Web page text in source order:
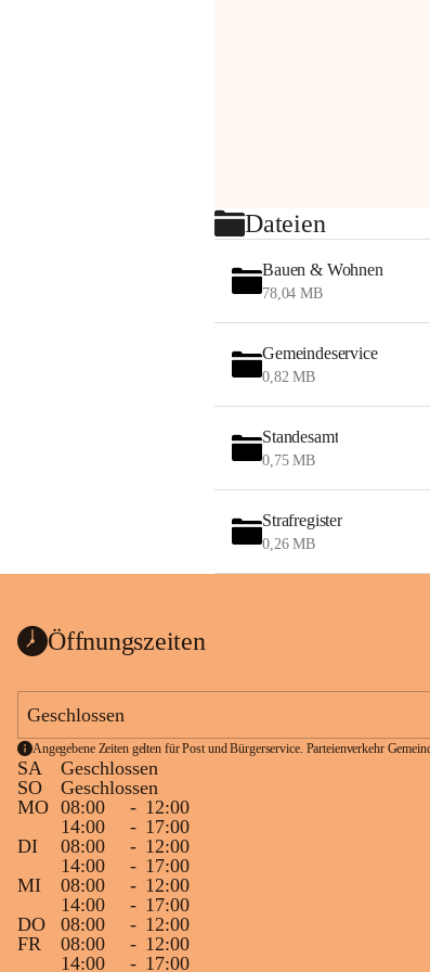
Dateien
Bauen & Wohnen
78,04 MB
Gemeindeservice
0,82 MB
Standesamt
0,75 MB
Strafregister
0,26 MB
Öffnungszeiten
Geschlossen
Angegebene Zeiten gelten für Post und Bürgerservice. Parteienverkehr
SA
Geschlossen
SO
Geschlossen
MO 08:00 - 12:00
14:00
- 17:00
DI
08:00 - 12:00
14:00
- 17:00
MI
08:00 - 12:00
14:00
- 17:00
DO
08:00 - 12:00
FR
08:00 - 12:00
14:00
- 17:00